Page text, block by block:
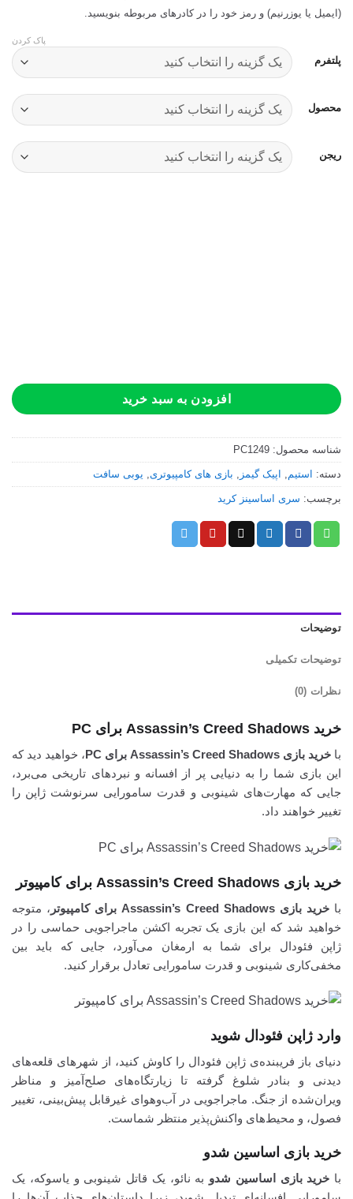
(ایمیل یا یوزرنیم) و رمز خود را در کادرهای مربوطه بنویسید.
پلتفرم
محصول
ریجن
پاک کردن
افزودن به سبد خرید
شناسه محصول: PC1249
دسته: استیم, اپیک گیمز , بازی های کامپیوتری, یوبی سافت
برچسب: سری اساسینز کرید
توضیحات
توضیحات تکمیلی
نظرات (0)
خرید Assassin’s Creed Shadows برای PC
با خرید بازی Assassin’s Creed Shadows برای PC
، خواهید دید که
این بازی شما را به دنیایی پر از افسانه و نبردهای تاریخی می‌برد،
جایی که مهارت‌های شینوبی و قدرت سامورایی سرنوشت ژاپن را
تغییر خواهند داد.
خرید بازی Assassin’s Creed Shadows برای کامپیوتر
باخرید بازی Assassin’s Creed Shadows برای کامپیوتر
، متوجه
خواهید شد که این بازی یک تجربه اکشن ماجراجویی حماسی را در
ژاپن فئودال برای شما به ارمغان می‌آورد، جایی که باید بین
مخفی‌کاری شینوبی و قدرت سامورایی تعادل برقرار کنید.
وارد ژاپن فئودال شوید
دنیای باز فریبنده‌ی ژاپن فئودال را کاوش کنید، از شهرهای قلعه‌های
دیدنی و بنادر شلوغ گرفته تا زیارتگاه‌های صلح‌آمیز و مناظر
ویران‌شده از جنگ. ماجراجویی در آب‌وهوای غیرقابل پیش‌بینی، تغییر
فصول، و محیط‌های واکنش‌پذیر منتظر شماست.
خرید بازی اساسین شدو
با خرید بازی اساسین شدو به نائو، یک قاتل شینوبی و یاسوکه، یک